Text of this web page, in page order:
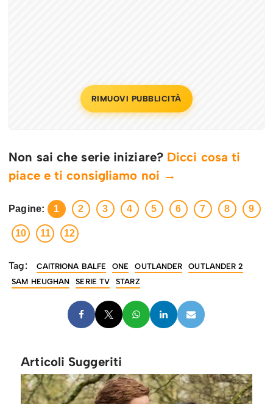
RIMUOVI PUBBLICITÀ
Non sai che serie iniziare? Dicci cosa ti
piace e ti consigliamo noi →
Pagine: 1 2 3 4 5 6 7 8 9
10 11 12
Tag: CAITRIONA BALFE ONE OUTLANDER
OUTLANDER 2
SAM HEUGHAN
SERIE TV STARZ
Articoli Suggeriti